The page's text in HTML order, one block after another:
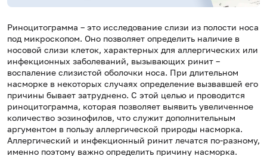
Риноцитограмма – это исследование слизи из полости носа
под микроскопом. Оно позволяет определить наличие в
носовой слизи клеток, характерных для аллергических или
инфекционных заболеваний, вызывающих ринит –
воспаление слизистой оболочки носа. При длительном
насморке в некоторых случаях определение вызвавшей его
причины бывает затруднено. С этой целью и проводится
риноцитограмма, которая позволяет выявить увеличенное
количество эозинофилов, что служит дополнительным
аргументом в пользу аллергической природы насморка.
Аллергический и инфекционный ринит лечатся по-разному,
именно поэтому важно определить причину насморка.